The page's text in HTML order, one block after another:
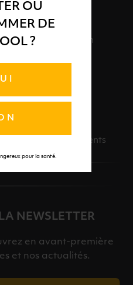
OU
DE
?
pour la santé.
à votre disposition
avec soins
à vos événements
NEWSLETTER
en avant-première
et nos actualités.